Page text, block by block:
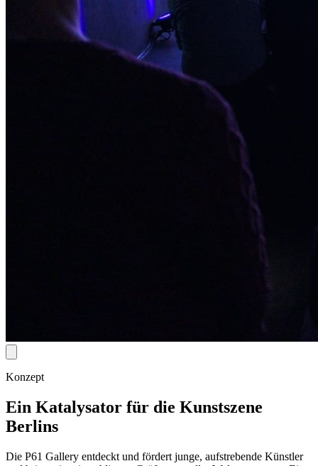
Konzept
Ein Katalysator für die Kunstszene
Berlins
Die P61 Gallery entdeckt und fördert junge, aufstrebende Künstler